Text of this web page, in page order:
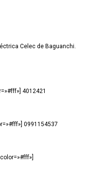
Celec de Baguanchi.
4012421
0991154537